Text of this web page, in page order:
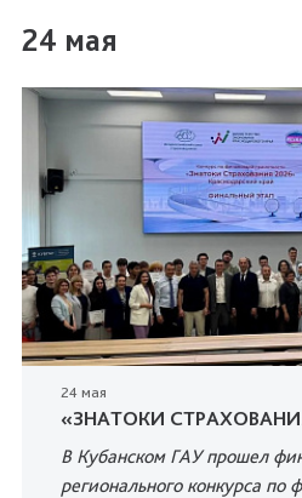
24 мая
24 мая
«ЗНАТОКИ
В Кубанском ГАУ прошел
регионального конкурса по